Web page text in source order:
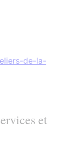
de-la-
et